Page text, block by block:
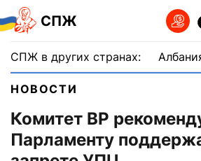
СПЖ
СПЖ в других странах:
НОВОСТИ
Комитет ВР
Парламенту